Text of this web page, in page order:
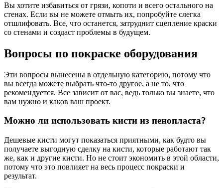
Вы хотите избавиться от грязи, копоти и всего остального на
стенах. Если вы не можете отмыть их, попробуйте слегка
отшлифовать. Все, что останется, затруднит сцепление краски
со стенами и создаст проблемы в будущем.
Вопросы по покраске оборудования
Эти вопросы вынесены в отдельную категорию, потому что
вы всегда можете выбрать что-то другое, а не то, что
рекомендуется. Все зависит от вас, ведь только вы знаете, что
вам нужно и каков ваш проект.
Можно ли использовать кисти из пенопласта?
Дешевые кисти могут показаться приятными, как будто вы
получаете выгодную сделку на кисти, которые работают так
же, как и другие кисти. Но не стоит экономить в этой области,
потому что это повлияет на весь процесс покраски и
результат.